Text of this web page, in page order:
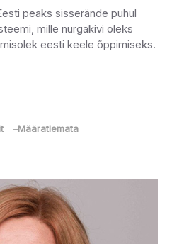
peaks sisserände puhul
mille nurgakivi oleks
eesti keele õppimiseks.
‒Määratlemata